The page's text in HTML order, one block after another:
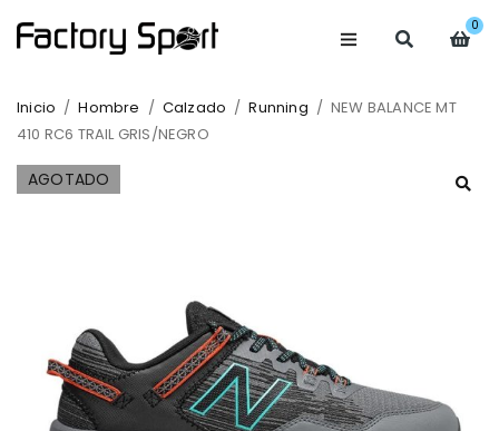
0
Inicio / Hombre / Calzado / Running / NEW BALANCE MT
410 RC6 TRAIL GRIS/NEGRO
AGOTADO